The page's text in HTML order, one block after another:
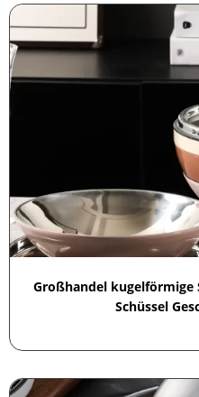
Großhandel kugelförmige
Schüssel